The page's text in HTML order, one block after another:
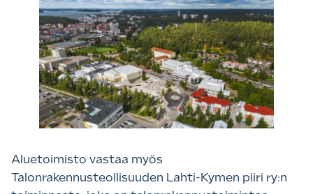
Aluetoimisto vastaa myös
Talonrakennusteollisuuden Lahti-Kymen piiri ry:n